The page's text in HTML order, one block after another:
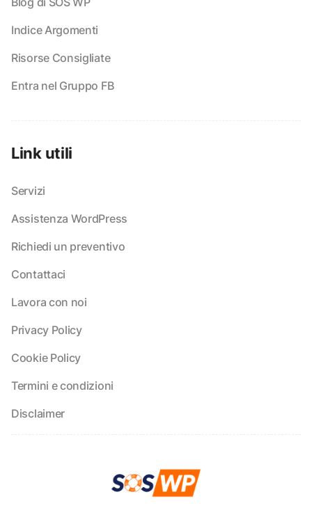
Indice Argomenti
Risorse Consigliate
Entra nel Gruppo FB
Link utili
Servizi
Assistenza WordPress
Richiedi un preventivo
Contattaci
Lavora con noi
Privacy Policy
Cookie Policy
Termini e condizioni
Disclaimer